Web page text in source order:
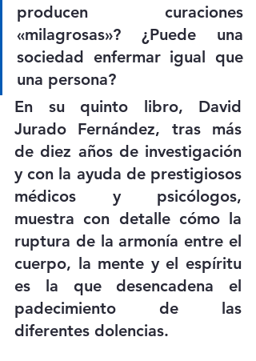
producen curaciones
«milagrosas»? ¿Puede una
sociedad enfermar igual que
una persona?
En su quinto libro, David
Jurado Fernández, tras más
de diez años de investigación
y con la ayuda de prestigiosos
médicos y psicólogos,
muestra con detalle cómo la
ruptura de la armonía entre el
cuerpo, la mente y el espíritu
es la que desencadena el
padecimiento de las
diferentes dolencias.